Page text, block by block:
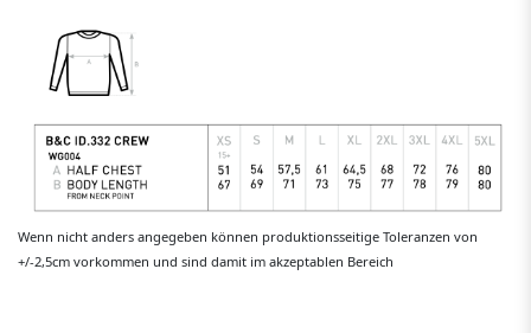
Wenn nicht anders angegeben können produktionsseitige Toleranzen von
+/-2,5cm vorkommen und sind damit im akzeptablen Bereich